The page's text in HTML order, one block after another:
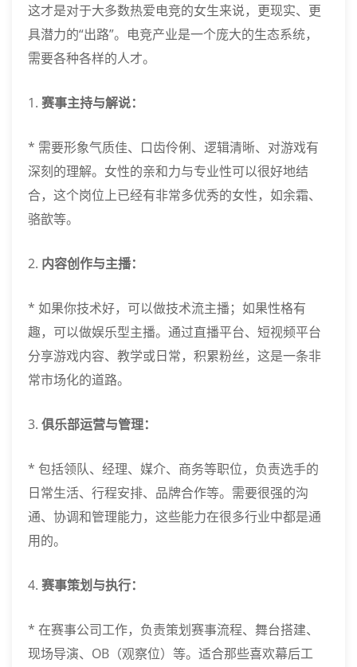
这才是对于大多数热爱电竞的女生来说，更现实、更
具潜力的“出路”。电竞产业是一个庞大的生态系统，
需要各种各样的人才。
1. 赛事主持与解说：
* 需要形象气质佳、口齿伶俐、逻辑清晰、对游戏有
深刻的理解。女性的亲和力与专业性可以很好地结
合，这个岗位上已经有非常多优秀的女性，如余霜、
骆歆等。
2. 内容创作与主播：
* 如果你技术好，可以做技术流主播；如果性格有
趣，可以做娱乐型主播。通过直播平台、短视频平台
分享游戏内容、教学或日常，积累粉丝，这是一条非
常市场化的道路。
3. 俱乐部运营与管理：
* 包括领队、经理、媒介、商务等职位，负责选手的
日常生活、行程安排、品牌合作等。需要很强的沟
通、协调和管理能力，这些能力在很多行业中都是通
用的。
4. 赛事策划与执行：
* 在赛事公司工作，负责策划赛事流程、舞台搭建、
现场导演、OB（观察位）等。适合那些喜欢幕后工